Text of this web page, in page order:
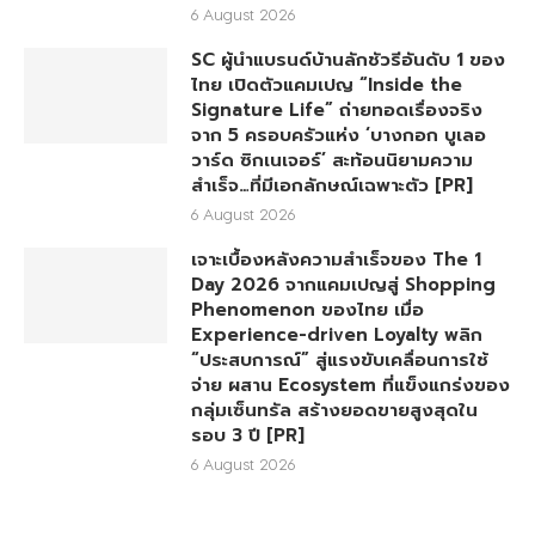
6 August 2026
SC ผู้นำแบรนด์บ้านลักชัวรีอันดับ 1 ของ
ไทย เปิดตัวแคมเปญ “Inside the
Signature Life” ถ่ายทอดเรื่องจริง
จาก 5 ครอบครัวแห่ง ‘บางกอก บูเลอ
วาร์ด ซิกเนเจอร์’ สะท้อนนิยามความ
สำเร็จ…ที่มีเอกลักษณ์เฉพาะตัว [PR]
6 August 2026
เจาะเบื้องหลังความสำเร็จของ The 1
Day 2026 จากแคมเปญสู่ Shopping
Phenomenon ของไทย เมื่อ
Experience-driven Loyalty พลิก
“ประสบการณ์” สู่แรงขับเคลื่อนการใช้
จ่าย ผสาน Ecosystem ที่แข็งแกร่งของ
กลุ่มเซ็นทรัล สร้างยอดขายสูงสุดใน
รอบ 3 ปี [PR]
6 August 2026